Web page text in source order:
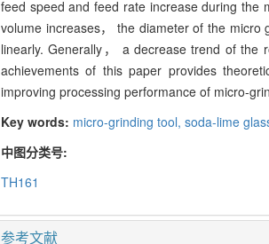
through single-factor experiments on soda-
The experiment results indicate that the wear
feed speed and feed rate increase during
volume increases， the diameter of the
achievements of this paper provides
improving processing performance of micro-
Key words:
TH161